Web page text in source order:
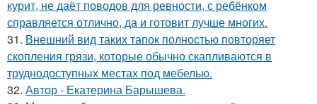
курит, не даёт поводов для ревности, с ребёнком
справляется отлично, да и готовит лучше многих.
31. Внешний вид таких тапок полностью повторяет
скопления грязи, которые обычно скапливаются в
труднодоступных местах под мебелью.
32. Автор - Екатерина Барышева.